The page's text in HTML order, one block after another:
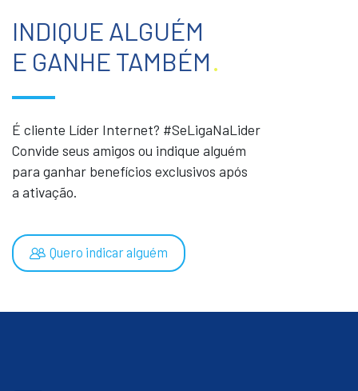
INDIQUE ALGUÉM
E GANHE TAMBÉM.
É cliente Líder Internet? #SeLigaNaLider
Convide seus amigos ou indique alguém
para ganhar benefícios exclusivos após
a ativação.
Quero indicar alguém